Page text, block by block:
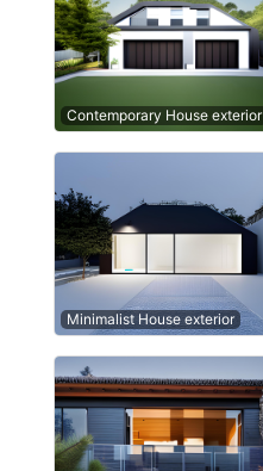
Contemporary House exterior
Minimalist House exterior